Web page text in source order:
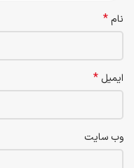
نام*
ایمیل *
وب‌ سایت